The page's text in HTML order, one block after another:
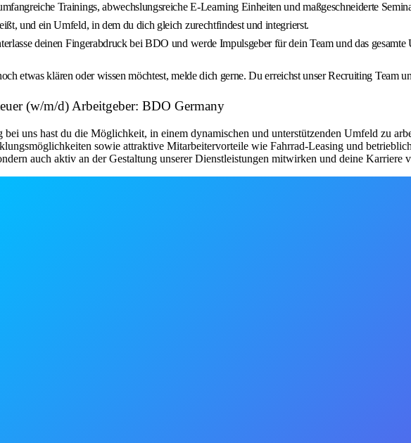
Trainings, abwechslungsreiche E‑Learning Einheiten und maßgeschneiderte
und ein Umfeld, in dem du dich gleich zurechtfindest und integrierst.
deinen Fingerabdruck bei BDO und werde Impulsgeber für dein Team und das gesamte
etwas klären oder wissen möchtest, melde dich gerne. Du erreichst unser Recruiting Team
(w/m/d) Arbeitgeber: BDO Germany
uns hast du die Möglichkeit, in einem dynamischen und unterstützenden Umfeld zu
sowie attraktive Mitarbeitervorteile wie Fahrrad-Leasing und
auch aktiv an der Gestaltung unserer Dienstleistungen mitwirken und deine Karriere